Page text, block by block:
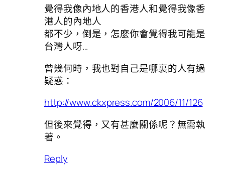
覺得我像內地人的香港人和覺得我像香
港人的內地人
都不少，倒是，怎麼你會覺得我可能是
台灣人呀…
曾幾何時，我也對自己是哪裏的人有過
疑惑：
http://www.ckxpress.com/2006/11/126
但後來覺得，又有甚麼關係呢？無需執
著。
Reply